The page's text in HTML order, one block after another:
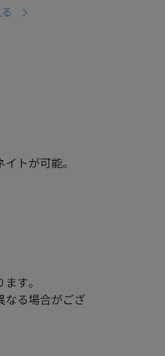
トが可能。
す。
なる場合がござ